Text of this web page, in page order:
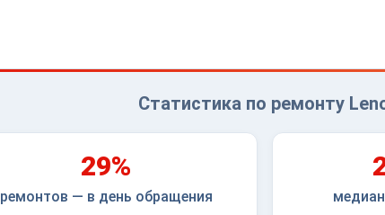
Статистика по ремонту
29%
ремонтов — в день обращения